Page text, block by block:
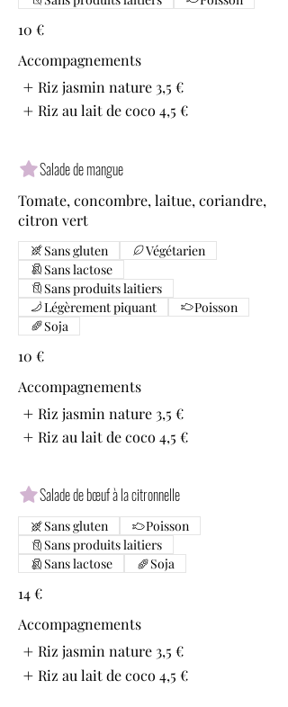
10 €
Accompagnements
Riz jasmin nature 3,5 €
Riz au lait de coco 4,5 €
Salade de mangue
Tomate, concombre, laitue, coriandre,
citron vert
10 €
Sans gluten
Végétarien
Sans lactose
Sans produits laitiers
Légèrement piquant
Poisson
Soja
Accompagnements
Riz jasmin nature 3,5 €
Riz au lait de coco 4,5 €
Salade de bœuf à la citronnelle
14 €
Sans gluten
Poisson
Sans produits laitiers
Sans lactose
Soja
Accompagnements
Riz jasmin nature 3,5 €
Riz au lait de coco 4,5 €